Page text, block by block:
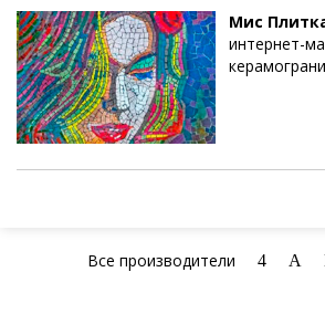
Мис
интернет-
Все производители 4 A